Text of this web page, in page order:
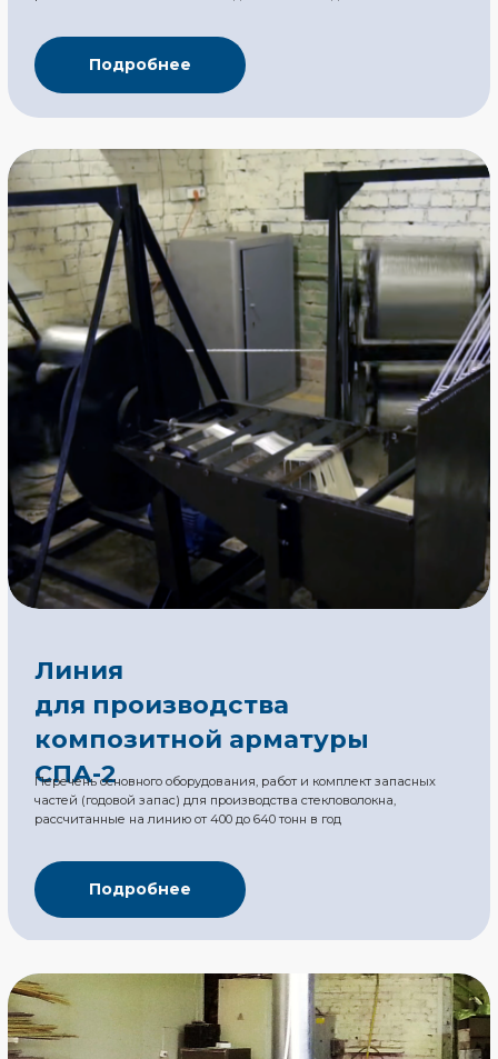
Подробнее
Линия по производству
композитной сетки
ЛКС500
Перечень основного оборудования, работ и комплект запасных
частей (годовой запас) для производства стекловолокна,
рассчитанные на линию от 600 до 960 тонн в год
© 2013-2025,
Стеклофибра
Реквизиты
Политика
конфиденциальности
Доставка
Кладочная сетка